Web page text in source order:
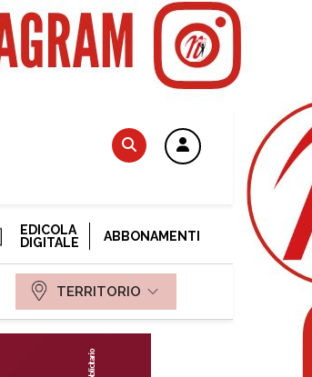
EDICOLA
DIGITALE
ABBONAMENTI
TERRITORIO